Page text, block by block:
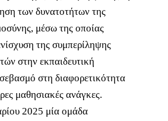
των δυνατοτήτων της
μέσω της οποίας
της συμπερίληψης
στην εκπαιδευτική
στη διαφορετικότητα
μαθησιακές ανάγκες.
2025 μία ομάδα